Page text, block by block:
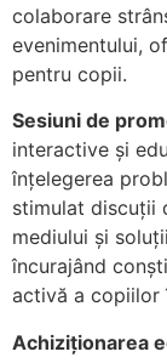
colaborare
evenimentului,
pentru copii.
Sesiuni de
interactive și
înțelegerea
stimulat discuții
mediului și
încurajând
activă a copiilor
Achiziționarea